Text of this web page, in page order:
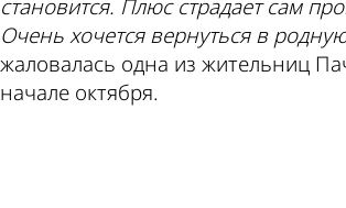
становится. Плюс страдает сам
Очень хочется вернуться в
жаловалась одна из жительниц
начале октября.